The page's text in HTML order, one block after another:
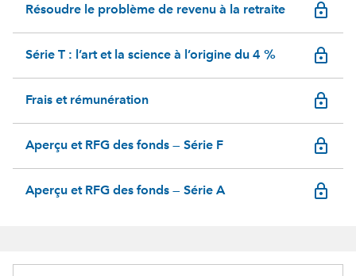
Résoudre le problème de revenu à la retraite lock_outline
Série T : l’art et la science à l’origine du 4 % lock_outline
Frais et rémunération lock_outline
Aperçu et RFG des fonds — Série F lock_outline
Aperçu et RFG des fonds — Série A lock_outline